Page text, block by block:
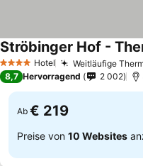
4 Sterne Hotel Weitläufige
Ströbinger Hof -
8,7 Hervorragend 2 002
Ab € 219
Preise von 10 Websites